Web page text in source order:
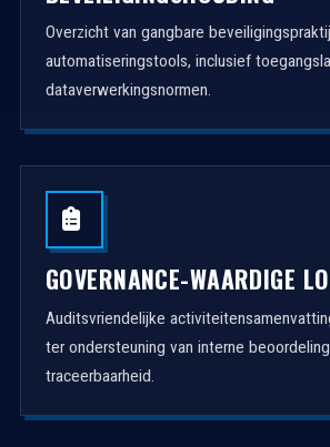
Overzicht van gangbare
automatiseringstools, inclusief
dataverwerkingsnormen.
GOVERNANCE-WAARDIGE
Auditsvriendelijke
ter ondersteuning van interne
traceerbaarheid.